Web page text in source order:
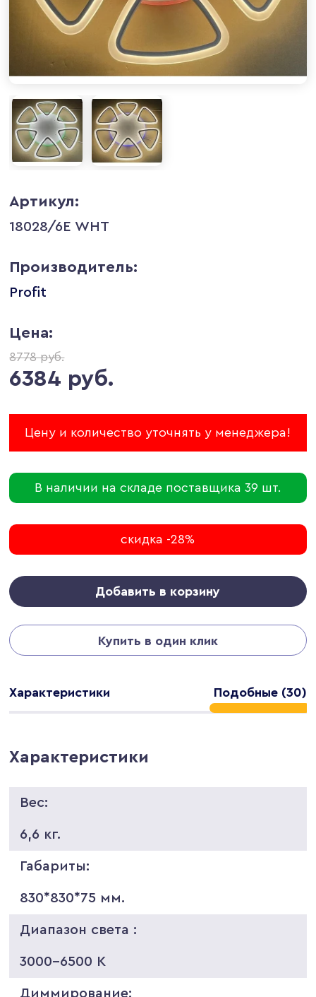
Артикул:
18028/6E WHT
Производитель:
Profit
Цена:
8778 руб.
6384 руб.
Цену и количество уточнять у менеджера!
В наличии на складе поставщика 39 шт.
скидка -28%
Добавить в корзину
Купить в один клик
Характеристики Подобные (30)
Характеристики
Вес:
6,6 кг.
Габариты:
830*830*75 мм.
Диапазон света :
3000-6500 K
Диммирование: